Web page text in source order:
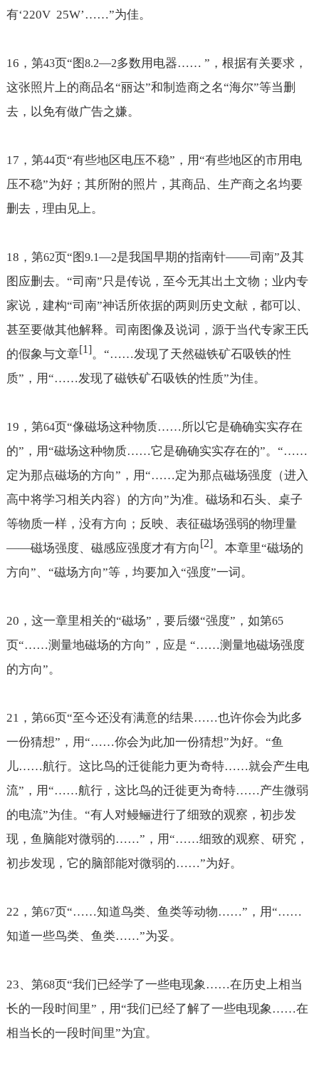
有‘220V 25W’……”为佳。
16 ，第43页“图8.2—2多数用电器…… ”，根据有关要求，
这张照片上的商品名“丽达”和制造商之名“海尔”等当删
去，以免有做广告之嫌。
17 ，第44页“有些地区电压不稳”，用“有些地区的市用电
压不稳”为好；其所附的照片，其商品、生产商之名均要
删去，理由见上。
18 ，第62页“图9.1—2是我国早期的指南针——司南”及其
图应删去。“司南”只是传说，至今无其出土文物；业内专
家说，建构“司南”神话所依据的两则历史文献，都可以、
甚至要做其他解释。司南图像及说词，源于当代专家王氏
的假象与文章[1]。“……发现了天然磁铁矿石吸铁的性
质”，用“……发现了磁铁矿石吸铁的性质”为佳。
19 ，第64页“像磁场这种物质……所以它是确确实实存在
的”，用“磁场这种物质……它是确确实实存在的”。“……
定为那点磁场的方向”，用“……定为那点磁场强度（进入
高中将学习相关内容）的方向”为准。磁场和石头、桌子
等物质一样，没有方向；反映、表征磁场强弱的物理量
——磁场强度、磁感应强度才有方向[2]。本章里“磁场的
方向”、“磁场方向”等，均要加入“强度”一词。
20 ，这一章里相关的“磁场”，要后缀“强度”，如第65
页“……测量地磁场的方向”，应是 “……测量地磁场强度
的方向”。
21 ，第66页“至今还没有满意的结果……也许你会为此多
一份猜想”，用“……你会为此加一份猜想”为好。“鱼
儿……航行。 这比鸟的迁徙能力更为奇特……就会产生电
流”，用“……航行， 这比鸟的迁徙更为奇特……产生微弱
的电流”为佳。“有人对鳗鲡进行了细致的观察，初步发
现，鱼脑能对微弱的……”，用“……细致的观察、研究，
初步发现，它的脑部能对微弱的……”为好。
22 ，第67页“……知道鸟类、鱼类等动物……”，用“……
知道一些鸟类、鱼类……”为妥。
23、第68页“我们已经学了一些电现象 ……在历史上相当
长的一段时间里”，用“我们已经了解了一些电现象 ……在
相当长的一段时间里”为宜。